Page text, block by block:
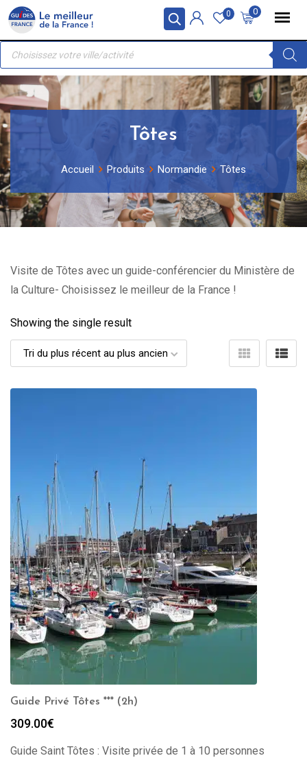
Panneau de gestion des cookies
Skip
content
0
0
Recherche
produits
Tôtes
Accueil Produits Normandie Tôtes
Visite de Tôtes avec un guide-conférencier du Ministère de
la Culture- Choisissez le meilleur de la France !
Showing the single result
Guide Privé Tôtes *** (2h)
309.00€
Guide Saint Tôtes : Visite privée de 1 à 10 personnes